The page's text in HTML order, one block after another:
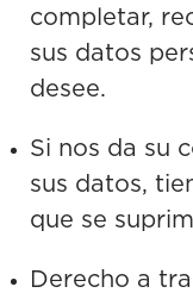
completar,
sus datos
desee.
Si nos da su
sus datos,
que se
Derecho a